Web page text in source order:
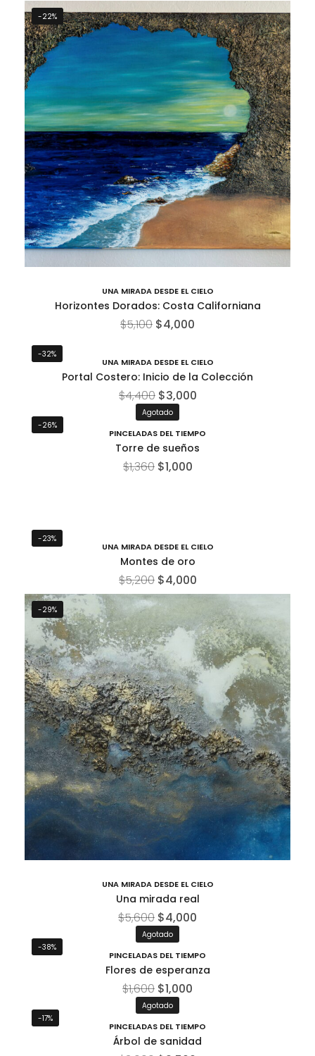
-22%
UNA MIRADA DESDE EL CIELO
Horizontes Dorados: Costa Californiana
$5,100 $4,000
-32%
UNA MIRADA DESDE EL CIELO
Portal Costero: Inicio de la Colección
$4,400 $3,000
-26%
Agotado
PINCELADAS DEL TIEMPO
Torre de sueños
$1,360 $1,000
-23%
UNA MIRADA DESDE EL CIELO
Montes de oro
$5,200 $4,000
-29%
UNA MIRADA DESDE EL CIELO
Una mirada real
$5,600 $4,000
-38%
Agotado
PINCELADAS DEL TIEMPO
Flores de esperanza
$1,600 $1,000
-17%
Agotado
PINCELADAS DEL TIEMPO
Árbol de sanidad